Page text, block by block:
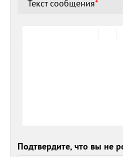
Текст сообщения*
Подтвердите, что вы не